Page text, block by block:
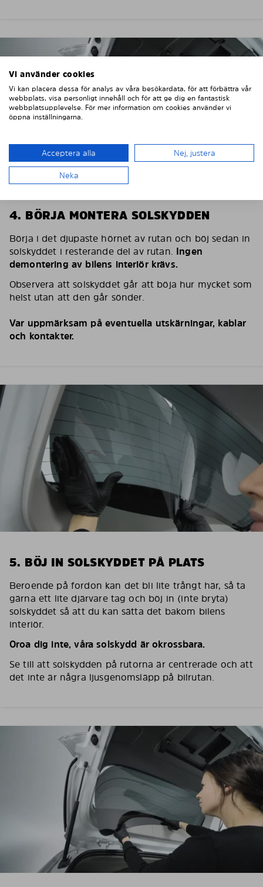
4. BÖRJA MONTERA SOLSKYDDEN
Börja i det djupaste hörnet av rutan och böj sedan in
solskyddet i resterande del av rutan. Ingen
demontering av bilens interiör krävs.
Observera att solskyddet går att böja hur mycket som
helst utan att den går sönder.
Var uppmärksam på eventuella utskärningar, kablar
och kontakter.
5. BÖJ IN SOLSKYDDET PÅ PLATS
Beroende på fordon kan det bli lite trångt här, så ta
gärna ett lite djärvare tag och böj in (inte bryta)
solskyddet så att du kan sätta det bakom bilens
interiör.
Oroa dig inte, våra solskydd är okrossbara.
Se till att solskydden på rutorna är centrerade och att
det inte är några ljusgenomsläpp på bilrutan.
Vi använder cookies
Vi kan placera dessa för analys av våra besökardata, för att förbättra vår
webbplats, visa personligt innehåll och för att ge dig en fantastisk
webbplatsupplevelse. För mer information om cookies använder vi
öppna inställningarna.
Acceptera alla Nej, justera
Neka